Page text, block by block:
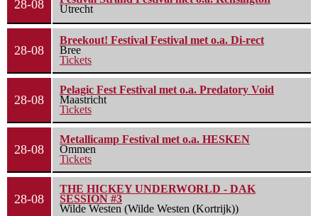
28-08
Utrecht
28-08
Breekout! Festival Festival met o.a. Di-rect
Bree
Tickets
28-08
Pelagic Fest Festival met o.a. Predatory Void
Maastricht
Tickets
28-08
Metallicamp Festival met o.a. HESKEN
Ommen
Tickets
28-08
THE HICKEY UNDERWORLD - DAK
SESSION #3
Wilde Westen (Wilde Westen (Kortrijk))